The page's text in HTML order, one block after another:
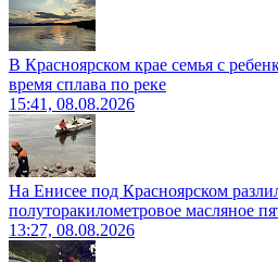
В Красноярском крае семья с
время сплава по реке
15:41, 08.08.2026
На Енисее под Красноярском
полуторакилометровое масляное
13:27, 08.08.2026